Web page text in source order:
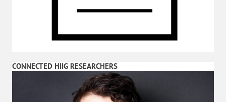
CONNECTED HIIG RESEARCHERS